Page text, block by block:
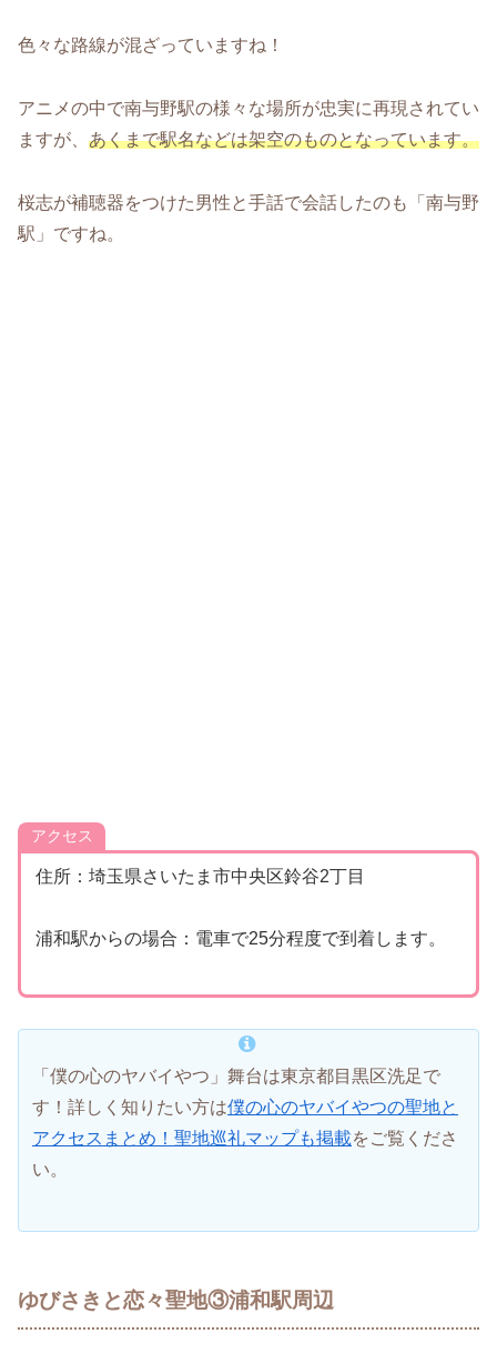
色々な路線が混ざっていますね！
アニメの中で南与野駅の様々な場所が忠実に再現されてい
ますが、 あくまで駅名などは架空のものとなっています。
桜志が補聴器をつけた男性と手話で会話したのも「南与野
駅」ですね。
アクセス
住所：埼玉県さいたま市中央区鈴谷2丁目
浦和駅からの場合：電車で25分程度で到着します。
「僕の心のヤバイやつ」舞台は東京都目黒区洗足で
す！詳しく知りたい方は僕の心のヤバイやつの聖地と
アクセスまとめ！聖地巡礼マップも掲載をご覧くださ
い。
ゆびさきと恋々聖地③浦和駅周辺